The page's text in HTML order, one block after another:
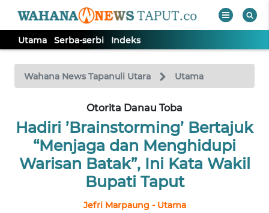
Utama Serba-serbi Indeks
Wahana News Tapanuli Utara Utama
Otorita Danau Toba
Hadiri ’Brainstorming’ Bertajuk
“Menjaga dan Menghidupi
Warisan Batak”, Ini Kata Wakil
Bupati Taput
Jefri Marpaung - Utama
TV
Tutup
SERBA-
SERBI